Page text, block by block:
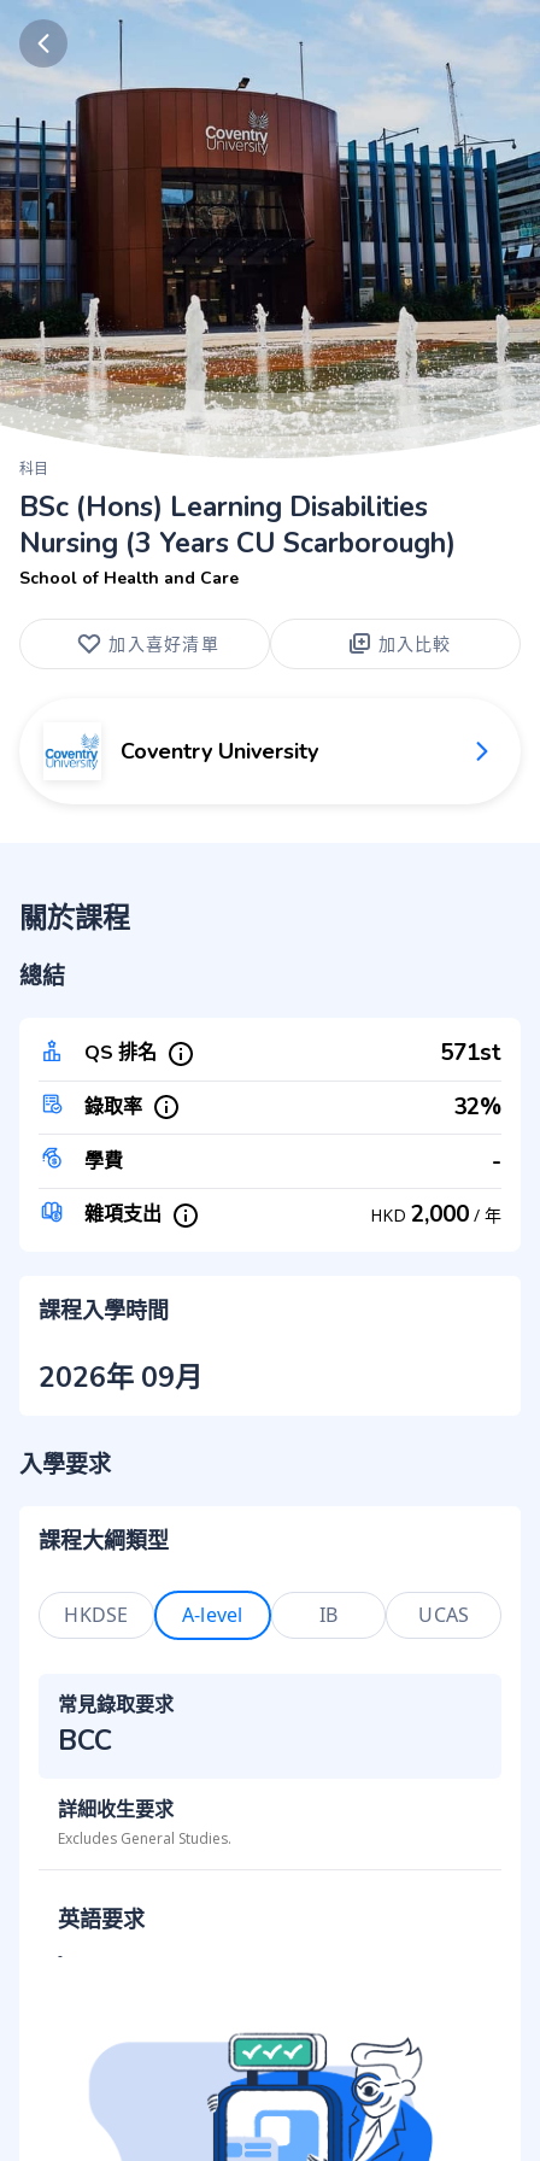
科目
BSc (Hons) Learning Disabilities
Nursing (3 Years CU Scarborough)
School of Health and Care
加入喜好清單 加入比較
Coventry University
關於課程
總結
QS 排名 571st
錄取率 32%
學費 -
雜項支出 HKD 2,000 / 年
課程入學時間
2026年 09月
入學要求
課程大綱類型
HKDSE A-level IB UCAS
常見錄取要求
BCC
詳細收生要求
Excludes General Studies.
英語要求
-